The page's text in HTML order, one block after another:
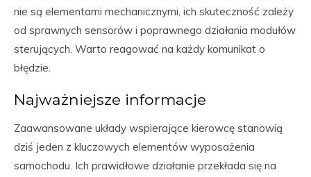
nie są elementami mechanicznymi, ich skuteczność zależy
od sprawnych sensorów i poprawnego działania modułów
sterujących. Warto reagować na każdy komunikat o
błędzie.
Najważniejsze informacje
Zaawansowane układy wspierające kierowcę stanowią
dziś jeden z kluczowych elementów wyposażenia
samochodu. Ich prawidłowe działanie przekłada się na